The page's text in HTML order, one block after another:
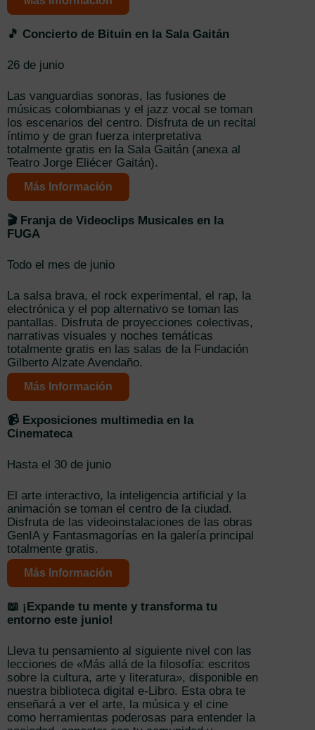
🎵 Concierto de Bituin en la Sala Gaitán
26 de junio
Las vanguardias sonoras, las fusiones de
músicas colombianas y el jazz vocal se toman
los escenarios del centro. Disfruta de un recital
íntimo y de gran fuerza interpretativa
totalmente gratis en la Sala Gaitán (anexa al
Teatro Jorge Eliécer Gaitán).
Más Información
🎬 Franja de Videoclips Musicales en la
FUGA
Todo el mes de junio
La salsa brava, el rock experimental, el rap, la
electrónica y el pop alternativo se toman las
pantallas. Disfruta de proyecciones colectivas,
narrativas visuales y noches temáticas
totalmente gratis en las salas de la Fundación
Gilberto Alzate Avendaño.
Más Información
📹 Exposiciones multimedia en la
Cinemateca
Hasta el 30 de junio
El arte interactivo, la inteligencia artificial y la
animación se toman el centro de la ciudad.
Disfruta de las videoinstalaciones de las obras
GenIA y Fantasmagorías en la galería principal
totalmente gratis.
Más Información
📖 ¡Expande tu mente y transforma tu
entorno este junio!
Lleva tu pensamiento al siguiente nivel con las
lecciones de «Más allá de la filosofía: escritos
sobre la cultura, arte y literatura», disponible en
nuestra biblioteca digital e-Libro. Esta obra te
enseñará a ver el arte, la música y el cine
como herramientas poderosas para entender la